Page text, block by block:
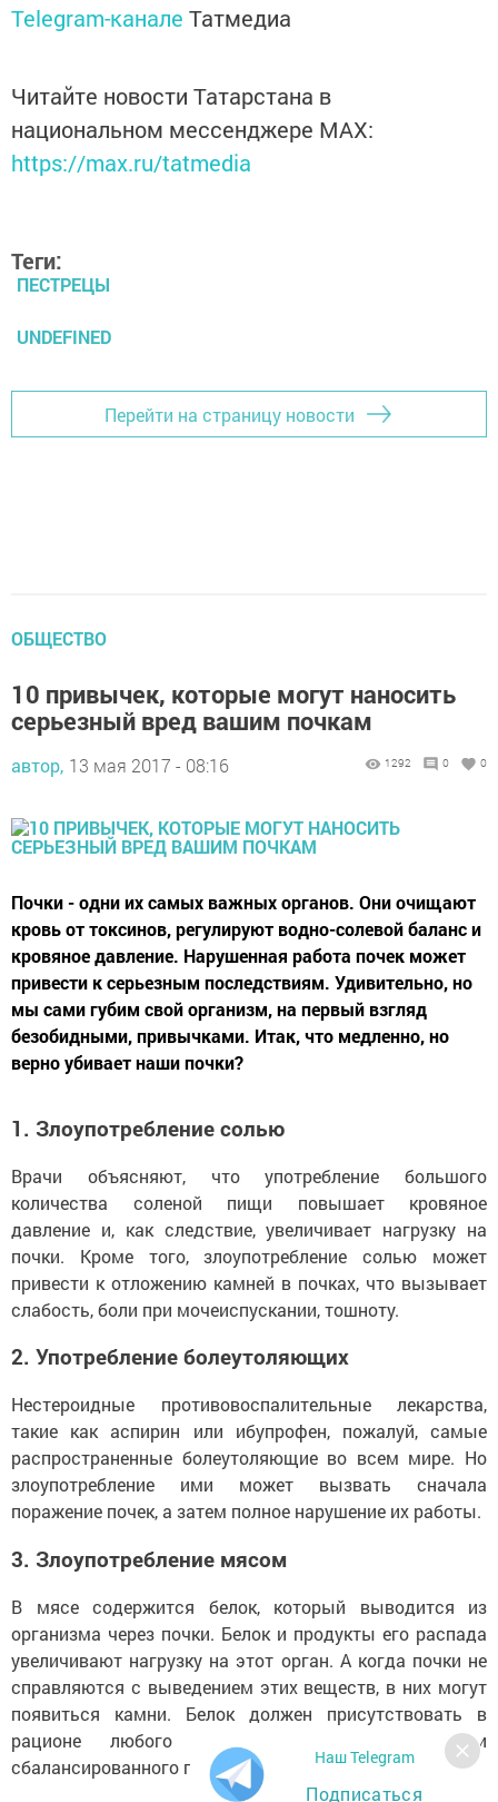
Telegram-канале Татмедиа
Читайте новости Татарстана в
национальном мессенджере MАХ:
https://max.ru/tatmedia
Теги:
ПЕСТРЕЦЫ
UNDEFINED
Перейти на страницу новости
ОБЩЕСТВО
10 привычек, которые могут наносить
серьезный вред вашим почкам
автор, 13 мая 2017 - 08:16 1292 0 0
Почки - одни их самых важных органов. Они очищают
кровь от токсинов, регулируют водно-солевой баланс и
кровяное давление. Нарушенная работа почек может
привести к серьезным последствиям. Удивительно, но
мы сами губим свой организм, на первый взгляд
безобидными, привычками. Итак, что медленно, но
верно убивает наши почки?
1. Злоупотребление солью
Врачи объясняют, что употребление большого
количества соленой пищи повышает кровяное
давление и, как следствие, увеличивает нагрузку на
почки. Кроме того, злоупотребление солью может
привести к отложению камней в почках, что вызывает
слабость, боли при мочеиспускании, тошноту.
2. Употребление болеутоляющих
Нестероидные противовоспалительные лекарства,
такие как аспирин или ибупрофен, пожалуй, самые
распространенные болеутоляющие во всем мире. Но
злоупотребление ими может вызвать сначала
поражение почек, а затем полное нарушение их работы.
3. Злоупотребление мясом
В мясе содержится белок, который выводится из
организма через почки. Белок и продукты его распада
увеличивают нагрузку на этот орган. А когда почки не
справляются с выведением этих веществ, в них могут
появиться камни. Белок должен присутствовать в
рационе любого человека, но при условии
сбалансированного питания.
Наш Telegram
Подписаться